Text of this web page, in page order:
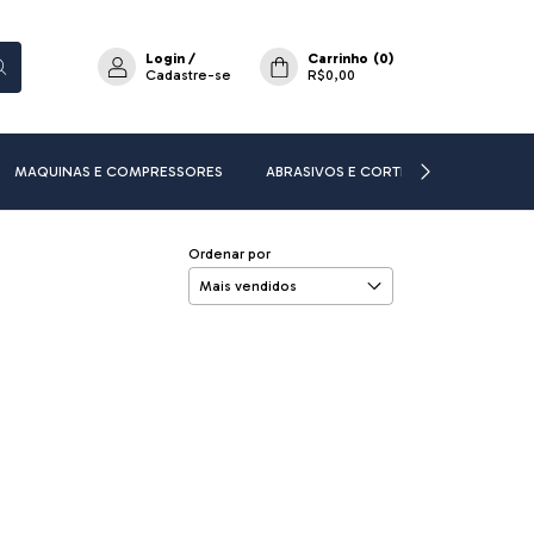
Login /
Cadastre-se
Carrinho (0)
R$0,00
MAQUINAS E COMPRESSORES ABRASIVOS E CORTE
Ordenar por